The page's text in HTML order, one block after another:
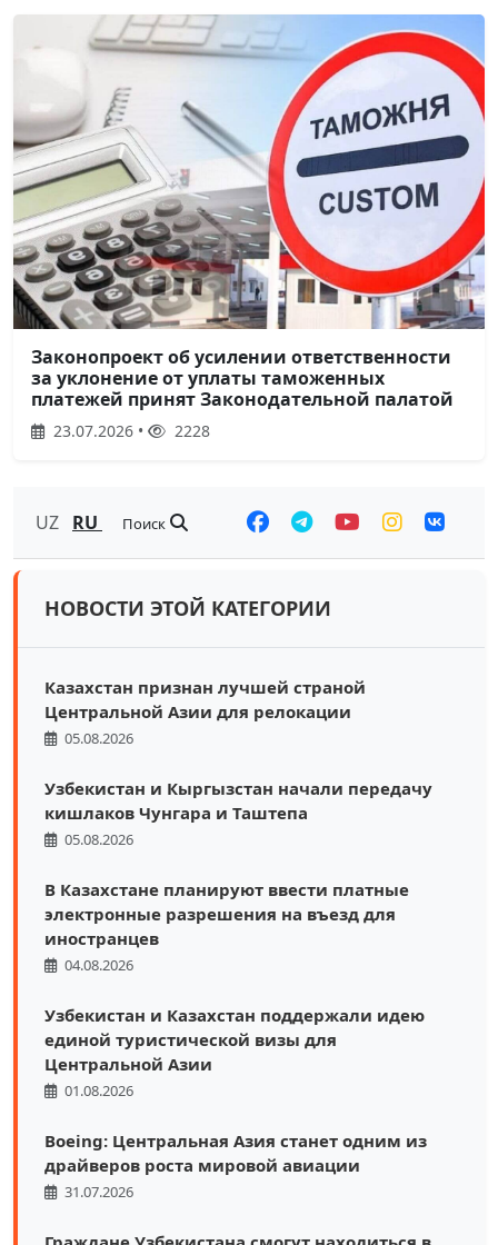
Законопроект об усилении ответственности
за уклонение от уплаты таможенных
платежей принят Законодательной палатой
23.07.2026 • 2228
UZ RU Поиск
НОВОСТИ ЭТОЙ КАТЕГОРИИ
Казахстан признан лучшей страной
Центральной Азии для релокации
05.08.2026
Узбекистан и Кыргызстан начали передачу
кишлаков Чунгара и Таштепа
05.08.2026
В Казахстане планируют ввести платные
электронные разрешения на въезд для
иностранцев
04.08.2026
Узбекистан и Казахстан поддержали идею
единой туристической визы для
Центральной Азии
01.08.2026
Boeing: Центральная Азия станет одним из
драйверов роста мировой авиации
31.07.2026